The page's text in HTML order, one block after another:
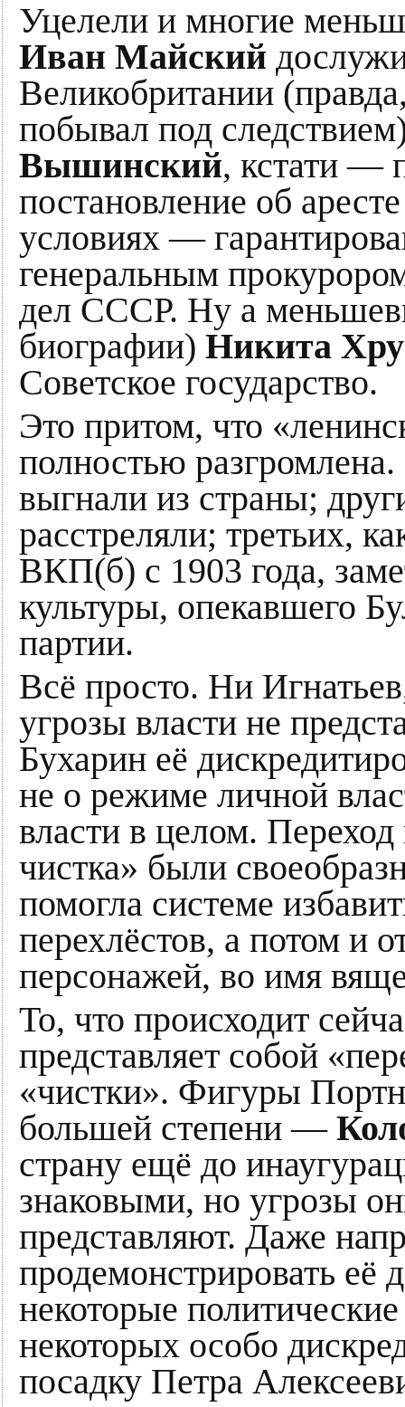
Уцелели и многие
Иван Майский
Великобритании
побывал под
Вышинский, кстати —
постановление об
условиях —
генеральным
дел СССР. Ну а
биографии) Никита
Советское государство.
Это притом, что
полностью
выгнали из страны;
расстреляли; третьих,
ВКП(б) с 1903 года,
культуры, опекавшего
партии.
Всё просто. Ни
угрозы власти не
Бухарин её
не о режиме личной
власти в целом.
чистка» были
помогла системе
перехлёстов, а потом и
персонажей, во имя
То, что происходит
представляет собой
«чистки». Фигуры
большей степени —
страну ещё до
знаковыми, но угрозы
представляют. Даже
продемонстрировать её
некоторые
некоторых особо
посадку Петра